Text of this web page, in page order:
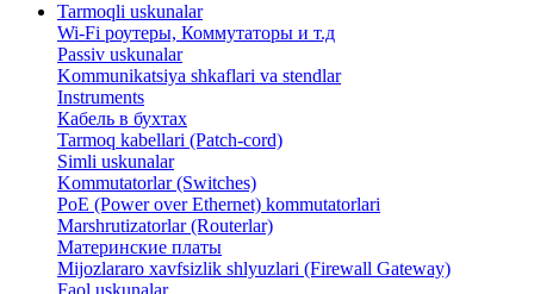
Tarmoqli uskunalar
Wi-Fi роутеры, Коммутаторы и т.д
Passiv uskunalar
Kommunikatsiya shkaflari va stendlar
Instruments
Кабель в бухтах
Tarmoq kabellari (Patch-cord)
Simli uskunalar
Kommutatorlar (Switches)
PoE (Power over Ethernet) kommutatorlari
Marshrutizatorlar (Routerlar)
Материнские платы
Mijozlararo xavfsizlik shlyuzlari (Firewall Gateway)
Faol uskunalar